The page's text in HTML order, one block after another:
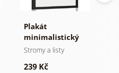
Plakát
minimalistický
jehličnatý strom
Stromy a listy
239 Kč